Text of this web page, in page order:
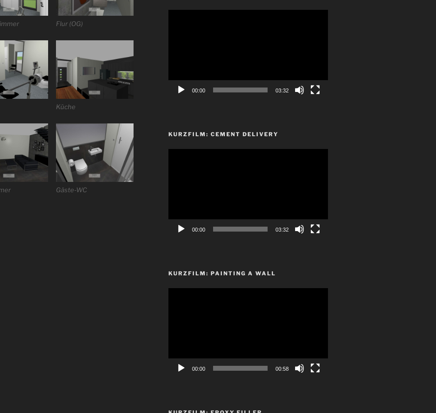
Flur (OG)
Küche
Gäste-WC
00:00 03:32
KURZFILM: CEMENT DELIVERY
00:00 03:32
KURZFILM: PAINTING A WALL
00:00 00:58